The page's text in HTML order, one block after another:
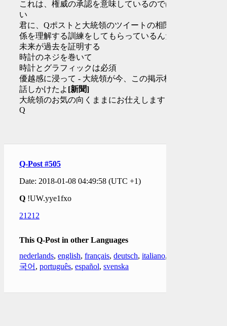
これは、権威の承認を意味しているのではな
い
君に、Qポストと大統領のツイートの相関関
係を理解する訓練をしてもらっているんだ
未来が過去を証明する
時計のネジを巻いて
時計とグラフィックは必須
優越感に浸って - 大統領が今、この掲示板に
話しかけたよ [新聞]
大統領のお気の向くままにお仕えします
Q
Q-Post #505
Date: 2018-01-08 04:49:58 (UTC +1)
Q !UW.yye1fxo
21212
This Q-Post in other Languages
nederlands, english, français, deutsch, italiano,
국어 , português, español, svenska